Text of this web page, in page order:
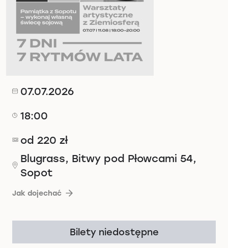
07.07.2026
18:00
od 220 zł
Blugrass, Bitwy pod Płowcami 54,
Sopot
Jak dojechać
Bilety niedostępne